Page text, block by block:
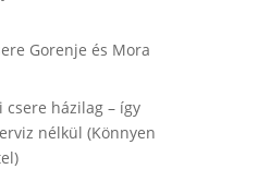
Gorenje és Mora
házilag – így
nélkül (Könnyen